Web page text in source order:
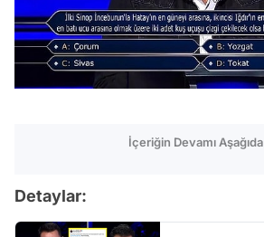
İçeriğin Devamı Aşağıda
Detaylar: